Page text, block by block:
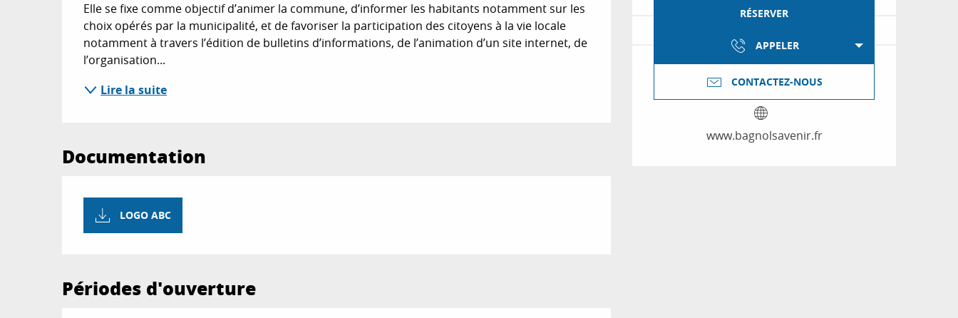
RÉSERVER
APPELER
CONTACTEZ-NOUS
www.bagnolsavenir.fr
Elle se fixe comme objectif d’animer la commune, d’informer les habitants notamment sur les
choix opérés par la municipalité, et de favoriser la participation des citoyens à la vie locale
notamment à travers l’édition de bulletins d’informations, de l’animation d’un site internet, de
l’organisation...
Lire la suite
Documentation
LOGO ABC
Périodes d'ouverture